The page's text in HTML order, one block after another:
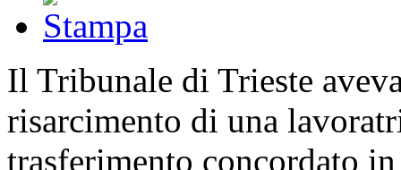
Il Tribunale di Trieste
risarcimento di una
trasferimento concordato